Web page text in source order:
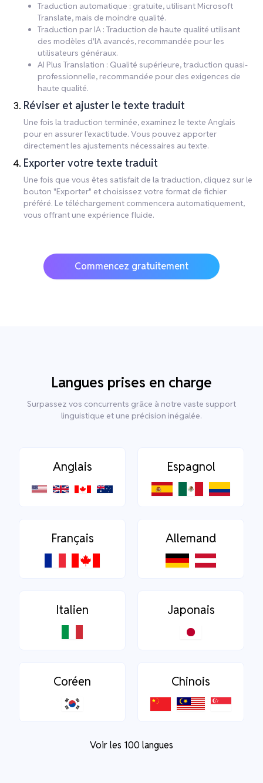
Traduction automatique : gratuite, utilisant Microsoft
Translate, mais de moindre qualité.
Traduction par IA : Traduction de haute qualité utilisant
des modèles d'IA avancés, recommandée pour les
utilisateurs généraux.
AI Plus Translation : Qualité supérieure, traduction quasi-
professionnelle, recommandée pour des exigences de
haute qualité.
Réviser et ajuster le texte traduit
Une fois la traduction terminée, examinez le texte Anglais
pour en assurer l'exactitude. Vous pouvez apporter
directement les ajustements nécessaires au texte.
Exporter votre texte traduit
Une fois que vous êtes satisfait de la traduction, cliquez sur le
bouton "Exporter" et choisissez votre format de fichier
préféré. Le téléchargement commencera automatiquement,
vous offrant une expérience fluide.
Commencez gratuitement
Langues prises en charge
Surpassez vos concurrents grâce à notre vaste support
linguistique et une précision inégalée.
Anglais Espagnol
Français Allemand
Italien Japonais
Coréen Chinois
Voir les 100 langues